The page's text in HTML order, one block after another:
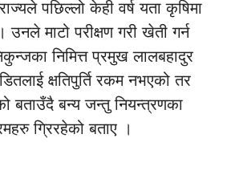
पछिल्लो केही वर्ष यता कृषिमा
माटो परीक्षण गरी खेती गर्न
निमित्त प्रमुख लालबहादुर
क्षतिपुर्ति रकम नभएको तर
बताउँदै बन्य जन्तु नियन्त्रणका
ग्रिरहेको बताए ।